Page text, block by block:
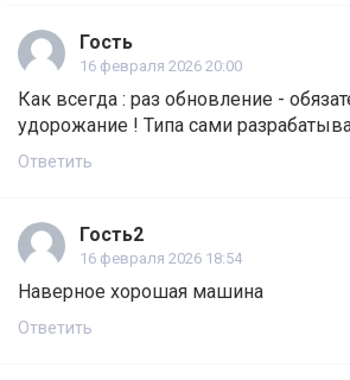
Гость
16 февраля 2026 20:00
Как всегда : раз обновление -
удорожание ! Типа сами
Ответить
Гость2
16 февраля 2026 18:54
Наверное хорошая машина
Ответить